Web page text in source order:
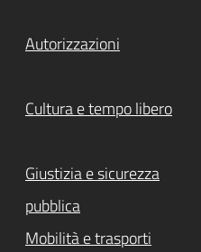
Autorizzazioni
Cultura e tempo libero
Giustizia e sicurezza
pubblica
Mobilità e trasporti